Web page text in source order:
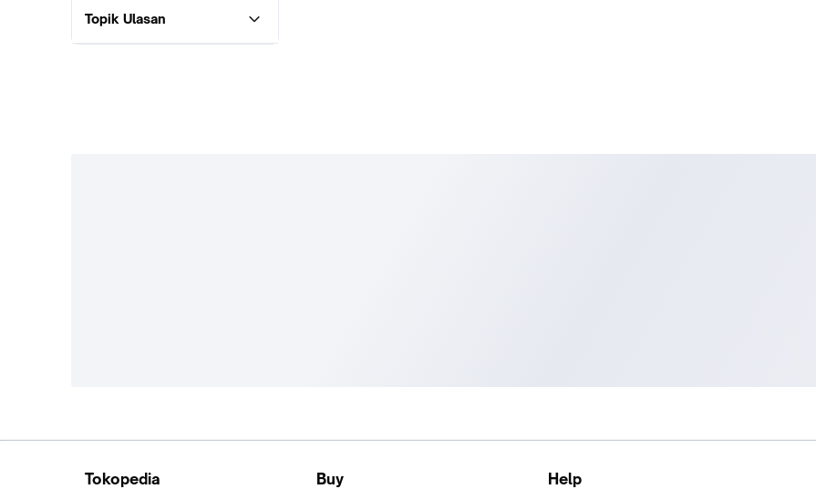
Topik Ulasan
Tokopedia Buy Help